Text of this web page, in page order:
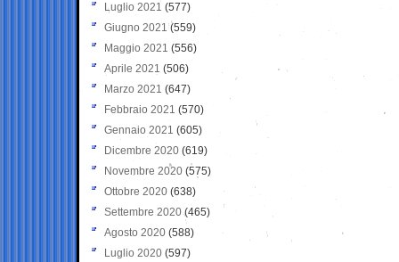
Luglio 2021 (577)
Giugno 2021(559)
Maggio 2021 (556)
Aprile 2021 (506)
Marzo 2021 (647)
Febbraio 2021 (570)
Gennaio 2021 (605)
Dicembre 2020 (619)
Novembre 2020 (575)
Ottobre 2020 (638)
Settembre 2020(465)
Agosto 2020 (588)
Luglio 2020 (597)